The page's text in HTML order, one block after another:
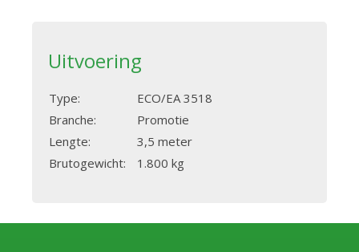
Uitvoering
Type:
ECO/EA 3518
Branche:
Promotie
Lengte:
3,5 meter
Brutogewicht:
1.800 kg